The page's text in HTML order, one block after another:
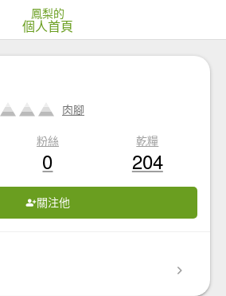
鳳梨的
個人首頁
肉腳
粉絲
0
乾糧
204
關注他